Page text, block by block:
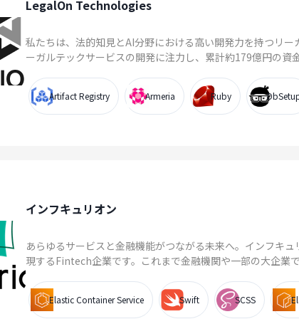
LegalOn Technologies
私たちは、法的知見とAI分野における高い開発力を持つリ
ーガルテックサービスの開発に注力し、累計約179億円の資
Artifact Registry Armeria Ruby
インフキュリオン
あらゆるサービスと金融機能がつながる未来へ。インフキ
現するFintech企業です。これまで金融機関や一部の大企業
Elastic Container Service Swift SCSS